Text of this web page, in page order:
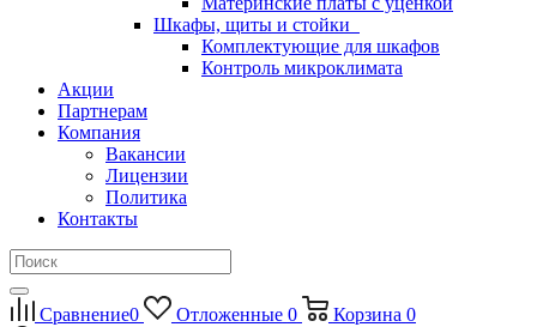
Шкафы, щиты и стойки
Комплектующие для шкафов
Контроль микроклимата
Акции
Партнерам
Компания
Вакансии
Лицензии
Политика
Контакты
Сравнение0 Отложенные 0 Корзина 0